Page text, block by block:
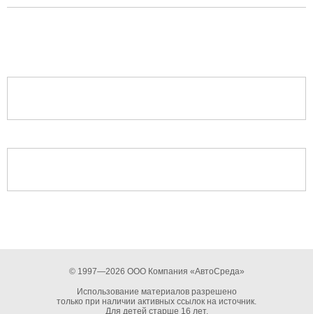
© 1997—2026 ООО Компания «АвтоСреда»
Использование материалов разрешено
только при наличии активных ссылок на источник.
Для детей старше 16 лет.